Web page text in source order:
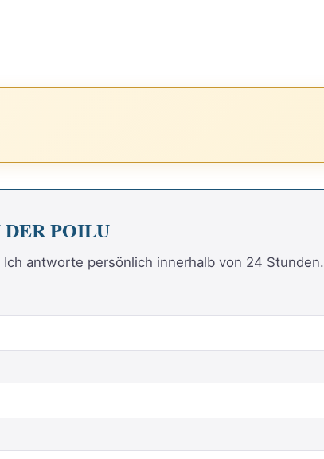
DER POILU
antworte persönlich innerhalb von 24 Stunden.